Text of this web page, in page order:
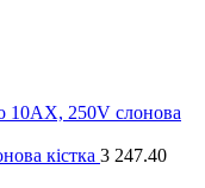
10АХ, 250V слонова
кістка 3 247.40